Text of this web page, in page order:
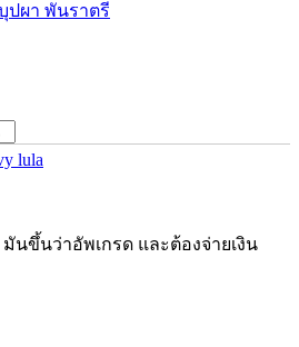
ปผา พันราตรี
lula
นขึ้นว่าอัพเกรด และต้องจ่ายเงิน